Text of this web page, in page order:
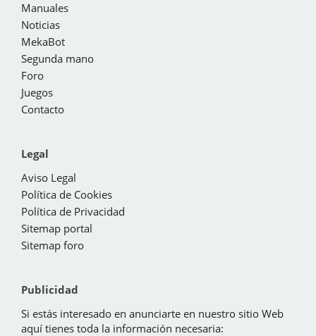
Manuales
Noticias
MekaBot
Segunda mano
Foro
Juegos
Contacto
Legal
Aviso Legal
Política de Cookies
Política de Privacidad
Sitemap portal
Sitemap foro
Publicidad
Si estás interesado en anunciarte en nuestro sitio Web
aquí tienes toda la información necesaria: